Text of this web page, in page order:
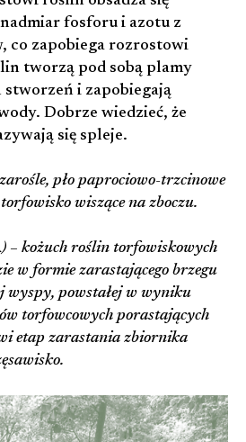
fosforu i azotu z
co zapobiega rozrostowi
tworzą pod sobą plamy
i zapobiegają
Dobrze wiedzieć, że
się spleje.
pło paprociowo-trzcinowe
wiszące na zboczu.
) – kożuch roślin torfowiskowych
w formie zarastającego brzegu
wyspy, powstałej w wyniku
torfowcowych porastających
etap zarastania zbiornika